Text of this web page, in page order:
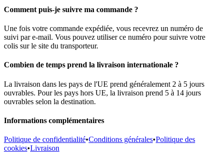
Comment puis-je suivre ma commande ?
Une fois votre commande expédiée, vous recevrez un numéro de
suivi par e-mail. Vous pouvez utiliser ce numéro pour suivre votre
colis sur le site du transporteur.
Combien de temps prend la livraison internationale ?
La livraison dans les pays de l'UE prend généralement 2 à 5 jours
ouvrables. Pour les pays hors UE, la livraison prend 5 à 14 jours
ouvrables selon la destination.
Informations complémentaires
Politique de confidentialité•Conditions générales•Politique des
cookies•Livraison